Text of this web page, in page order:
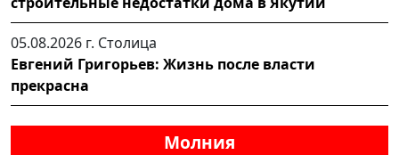
05.08.2026 г. Столица
Евгений Григорьев: Жизнь после власти
прекрасна
Молния